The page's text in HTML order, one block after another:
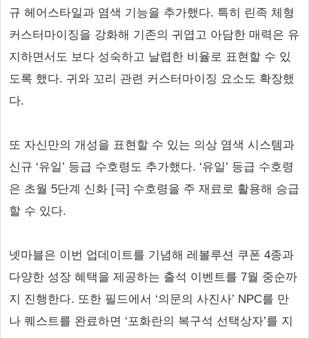
규 헤어스타일과 염색 기능을 추가했다. 특히 린족 체형
커스터마이징을 강화해 기존의 귀엽고 아담한 매력은 유
지하면서도 보다 성숙하고 날렵한 비율로 표현할 수 있
도록 했다. 귀와 꼬리 관련 커스터마이징 요소도 확장했
다.
또 자신만의 개성을 표현할 수 있는 의상 염색 시스템과
신규 ‘유일’ 등급 수호령도 추가했다. ‘유일’ 등급 수호령
은 초월 5단계 신화 [극] 수호령을 주 재료로 활용해 승급
할 수 있다.
넷마블은 이번 업데이트를 기념해 레볼루션 쿠폰 4종과
다양한 성장 혜택을 제공하는 출석 이벤트를 7월 중순까
지 진행한다. 또한 필드에서 ‘의문의 사진사’ NPC를 만
나 퀘스트를 완료하면 ‘포화란의 복구석 선택상자’를 지